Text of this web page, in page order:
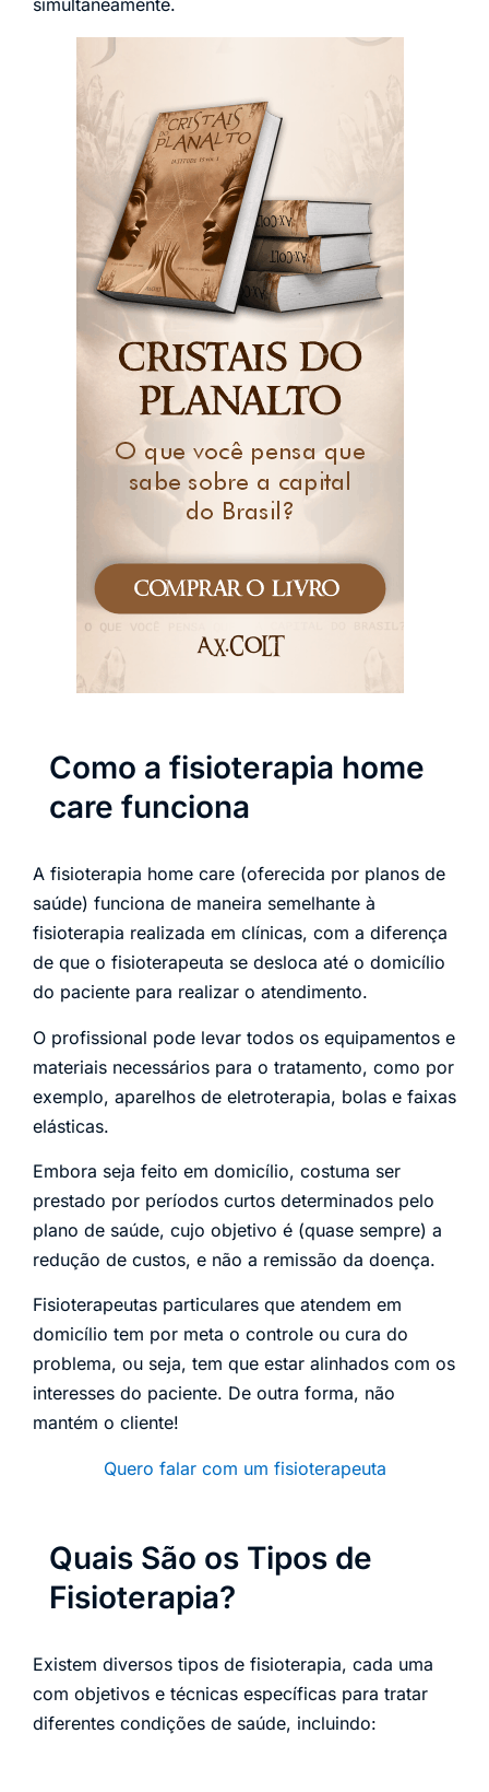
simultaneamente.
Como a fisioterapia home
care funciona
A fisioterapia home care (oferecida por planos de
saúde) funciona de maneira semelhante à
fisioterapia realizada em clínicas, com a diferença
de que o fisioterapeuta se desloca até o domicílio
do paciente para realizar o atendimento.
O profissional pode levar todos os equipamentos e
materiais necessários para o tratamento, como por
exemplo, aparelhos de eletroterapia, bolas e faixas
elásticas.
Embora seja feito em domicílio, costuma ser
prestado por períodos curtos determinados pelo
plano de saúde, cujo objetivo é (quase sempre) a
redução de custos, e não a remissão da doença.
Fisioterapeutas particulares que atendem em
domicílio tem por meta o controle ou cura do
problema, ou seja, tem que estar alinhados com os
interesses do paciente. De outra forma, não
mantém o cliente!
Quero falar com um fisioterapeuta
Quais São os Tipos de
Fisioterapia?
Existem diversos tipos de fisioterapia, cada uma
com objetivos e técnicas específicas para tratar
diferentes condições de saúde, incluindo: